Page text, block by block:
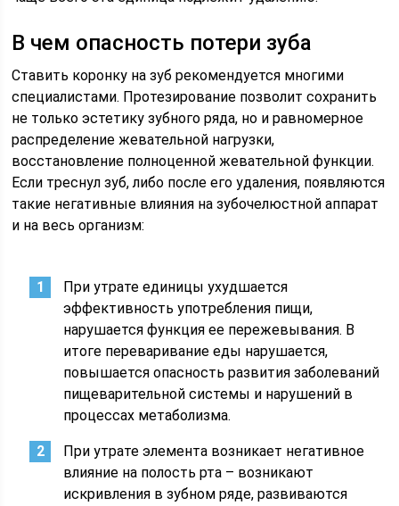
В чем опасность потери зуба
Ставить коронку на зуб рекомендуется многими
специалистами. Протезирование позволит сохранить
не только эстетику зубного ряда, но и равномерное
распределение жевательной нагрузки,
восстановление полноценной жевательной функции.
Если треснул зуб, либо после его удаления, появляются
такие негативные влияния на зубочелюстной аппарат
и на весь организм:
При утрате единицы ухудшается
эффективность употребления пищи,
нарушается функция ее пережевывания. В
итоге переваривание еды нарушается,
повышается опасность развития заболеваний
пищеварительной системы и нарушений в
процессах метаболизма.
При утрате элемента возникает негативное
влияние на полость рта – возникают
искривления в зубном ряде, развиваются